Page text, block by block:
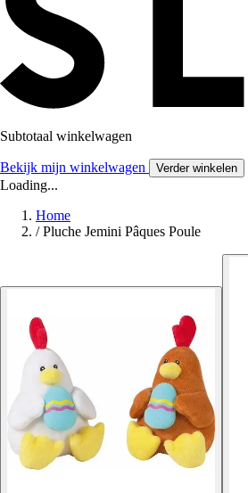
Subtotaal winkelwagen
Bekijk mijn winkelwagen Verder winkelen
Loading...
Home
/ Pluche Jemini Pâques Poule